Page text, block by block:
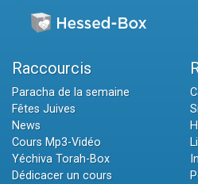
Raccourcis
Paracha de la semaine
Fêtes Juives
News
Cours Mp3-Vidéo
Yéchiva Torah-Box
Dédicacer un cours